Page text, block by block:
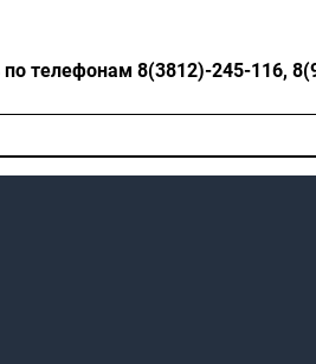
телефонам 8(3812)-245-116,